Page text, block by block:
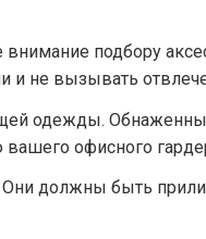
подбору
и не вызывать
одежды.
офисного
Они должны быть